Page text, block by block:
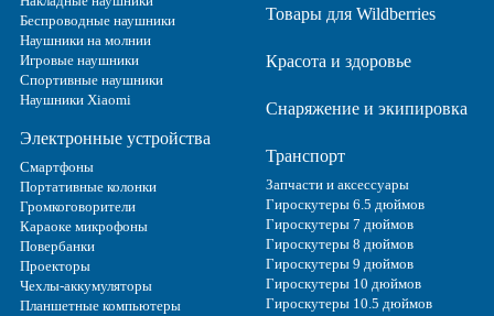
Беспроводные наушники
Наушники на молнии
Игровые наушники
Спортивные наушники
Наушники Xiaomi
Электронные устройства
Смартфоны
Портативные колонки
Громкоговорители
Караоке микрофоны
Повербанки
Проекторы
Чехлы-аккумуляторы
Планшетные компьютеры
Товары для Wildberries
Красота и здоровье
Снаряжение и экипировка
Транспорт
Запчасти и аксессуары
Гироскутеры 6.5 дюймов
Гироскутеры 7 дюймов
Гироскутеры 8 дюймов
Гироскутеры 9 дюймов
Гироскутеры 10 дюймов
Гироскутеры 10.5 дюймов